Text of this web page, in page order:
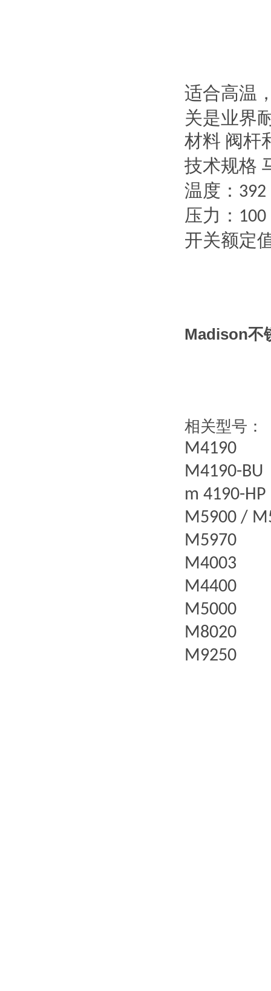
适合高温
关是业界
材料 阀杆
技术规格
温度：
压力： 100
开关额定
Madison不
相关型号：
M4190
M4190-BU
m 4190-HP
M5900 /
M5970
M4003
M4400
M5000
M8020
M9250